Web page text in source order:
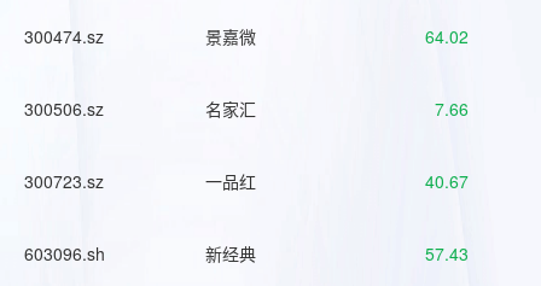
300474.sz 景嘉微 64.02
300506.sz 名家汇 7.66
300723.sz 一品红 40.67
603096.sh 新经典 57.43